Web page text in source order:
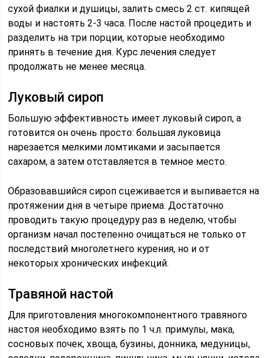
сухой фиалки и душицы, залить смесь 2 ст. кипящей
воды и настоять 2-3 часа. После настой процедить и
разделить на три порции, которые необходимо
принять в течение дня. Курс лечения следует
продолжать не менее месяца.
Луковый сироп
Большую эффективность имеет луковый сироп, а
готовится он очень просто: большая луковица
нарезается мелкими ломтиками и засыпается
сахаром, а затем отставляется в темное место.
Образовавшийся сироп сцеживается и выпивается на
протяжении дня в четыре приема. Достаточно
проводить такую процедуру раз в неделю, чтобы
организм начал постепенно очищаться не только от
последствий многолетнего курения, но и от
некоторых хронических инфекций.
Травяной настой
Для приготовления многокомпонентного травяного
настоя необходимо взять по 1 ч.л. примулы, мака,
сосновых почек, хвоща, бузины, донника, медуницы,